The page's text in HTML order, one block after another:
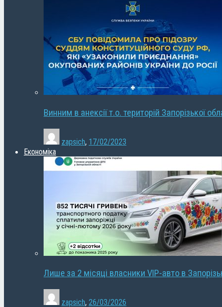
Винним в анексії т.о. територій Запорізької
zapsich, 17/02/2023
Економіка
Лише за 2 місяці власники VIP-авто в
zapsich, 26/03/2026